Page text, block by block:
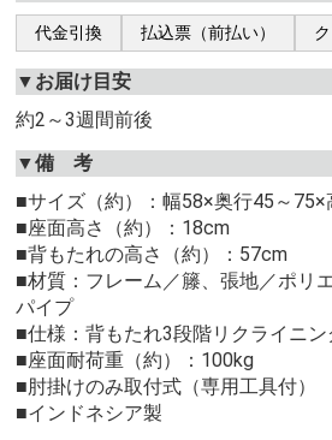
代金引換 払込票（前払い）
▼お届け目安
約2～3週間前後
▼備 考
■サイズ（約）：幅58×奥行45～
■座面高さ（約）：18cm
■背もたれの高さ（約）：57cm
■材質：フレーム／籐、張地／ポリ
パイプ
■仕様：背もたれ3段階リクライニン
■座面耐荷重（約）：100kg
■肘掛けのみ取付式（専用工具付）
■インドネシア製